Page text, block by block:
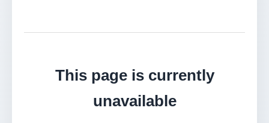
This page is currently
unavailable